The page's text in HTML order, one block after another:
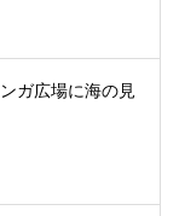
ガ広場に海の見